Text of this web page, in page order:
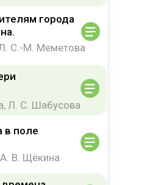
в поле
В. Щёкина
города
С.-М. Меметова
Л. С. Шабусова